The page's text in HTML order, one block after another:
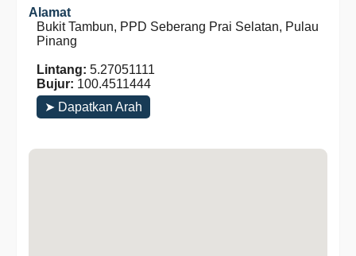
Alamat
Bukit Tambun, PPD Seberang Prai Selatan, Pulau
Pinang
Lintang: 5.27051111
Bujur: 100.4511444
➤ Dapatkan Arah